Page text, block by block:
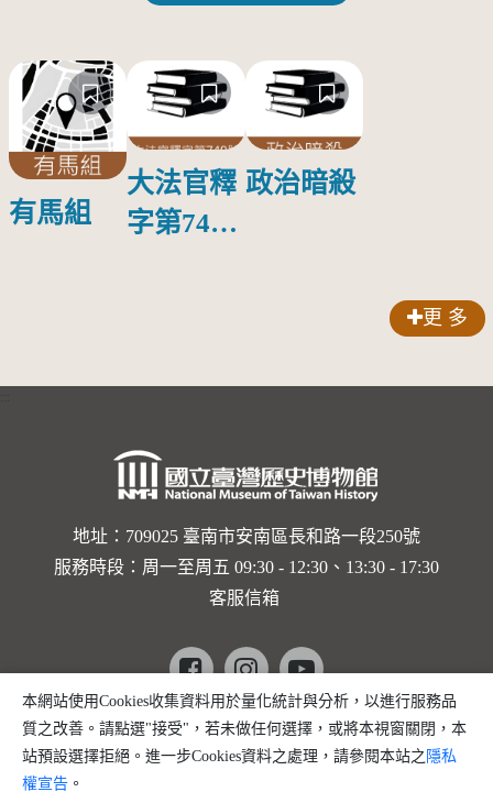
有馬組
大法官釋
字第749
政治暗殺
更 多
地址：709025 臺南市安南區長和路一段250號
服務時段：周一至周五 09:30 - 12:30、13:30 - 17:30
客服信箱
Facebookinstagramyoutube
copyright @ 國立臺灣歷史博物館 版權所有
建議瀏覽器 Firefox、Chrome、edge 以上版本
本網站使用Cookies收集資料用於量化統計與分析，以進行服務品
質之改善。請點選"接受"，若未做任何選擇，或將本視窗關閉，本
站預設選擇拒絕。進一步Cookies資料之處理，請參閱本站之 隱私
權宣告 。